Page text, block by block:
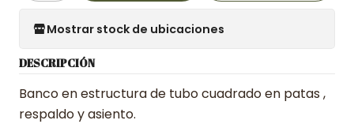
Mostrar stock de ubicaciones
DESCRIPCIÓN
Banco en estructura de tubo cuadrado en patas ,
respaldo y asiento.